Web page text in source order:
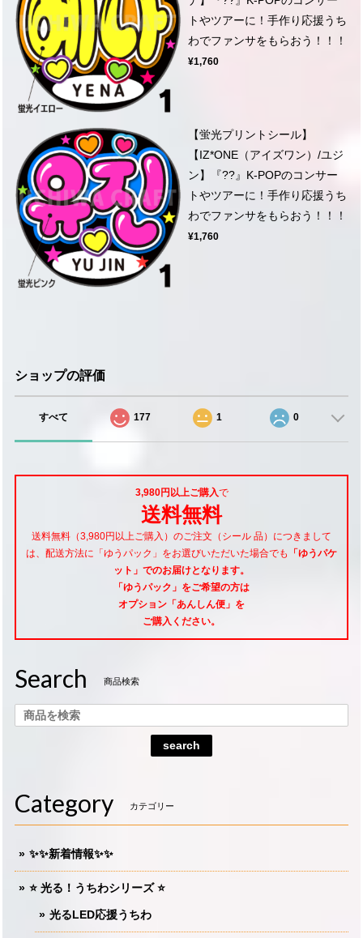
トやツアーに！手作り応援うち
わでファンサをもらおう！！！
¥1,760
【蛍光プリントシール】
【IZ*ONE（アイズワン）/ユジ
ン】『??』K-POPのコンサー
トやツアーに！手作り応援うち
わでファンサをもらおう！！！
¥1,760
ショップの評価
すべて 177 1 0
3,980円以上ご購入で
送料無料
送料無料（3,980円以上ご購入）のご注文（シール 品）につきまして
は、配送方法に「ゆうパック」をお選びいただいた場合でも
「ゆうパケ
ット」でのお届けとなります。
「ゆうパック」をご希望の方は
オプション「あんしん便」 を
ご購入ください。
Search 商品検索
search
Category カテゴリー
✨✨新着情報✨✨
⭐️ 光る！うちわシリーズ ⭐️
光るLED応援うちわ